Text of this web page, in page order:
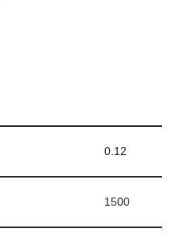
0.12
1500